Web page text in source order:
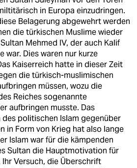
in Europa einzudringen.
Belagerung abgewehrt werden
die türkischen Muslime wieder
Mehmed IV, der auch Kalif
war. Dies waren nur kurze
Kaiserreich hatte in dieser Zeit
die türkisch-muslimischen
müssen, wozu die
Reiches sogenannte
aufbringen musste. Das
politischen Islam gegenüber
in Form von Krieg hat also lange
Islam war für die kämpenden
Sultan die Hauptmotivation für
Ihr Versuch, die Überschrift